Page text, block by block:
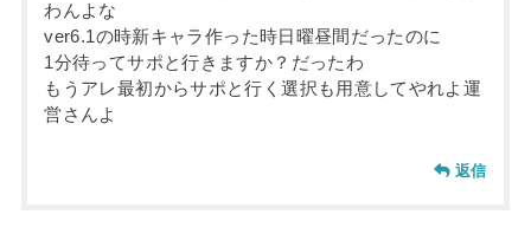
わんよな
ver6.1の時新キャラ作った時日曜昼間だったのに
1分待ってサポと行きますか？だったわ
もうアレ最初からサポと行く選択も用意してやれよ運
営さんよ
返信